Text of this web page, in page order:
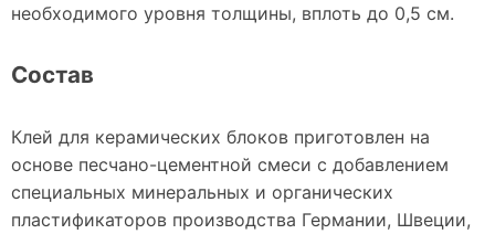
необходимого уровня толщины, вплоть до 0,5 см.
Состав
Клей для керамических блоков приготовлен на
основе песчано-цементной смеси с добавлением
специальных минеральных и органических
пластификаторов производства Германии, Швеции,